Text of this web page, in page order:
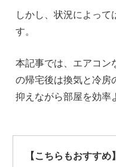
しかし、状況によって
す。
本記事では、エアコン
の帰宅後は換気と冷房
抑えながら部屋を効率
Unmute
【こちらもおすすめ】